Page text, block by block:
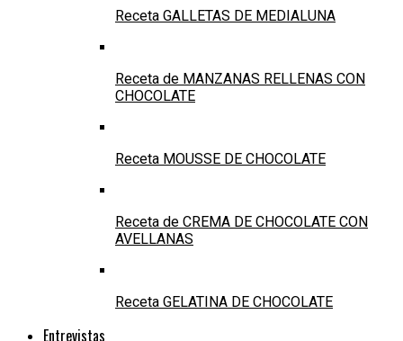
Receta GALLETAS DE MEDIALUNA
Receta de MANZANAS RELLENAS CON
CHOCOLATE
Receta MOUSSE DE CHOCOLATE
Receta de CREMA DE CHOCOLATE CON
AVELLANAS
Receta GELATINA DE CHOCOLATE
Entrevistas